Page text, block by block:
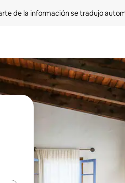
de la información se tradujo